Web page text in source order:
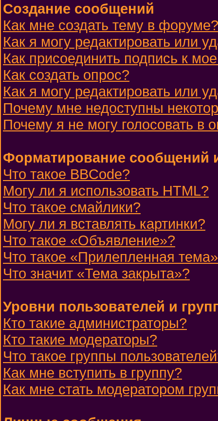
Создание сообщений
Как мне создать тему в форуме?
Как я могу редактировать или
Как присоединить подпись к
Как создать опрос?
Как я могу редактировать или
Почему мне недоступны
Почему я не могу голосовать в
Форматирование сообщений
Что такое BBCode?
Могу ли я использовать HTML?
Что такое смайлики?
Могу ли я вставлять картинки?
Что такое «Объявление»?
Что такое «Прилепленная
Что значит «Тема закрыта»?
Уровни пользователей и
Кто такие администраторы?
Кто такие модераторы?
Что такое группы
Как мне вступить в группу?
Как мне стать модератором